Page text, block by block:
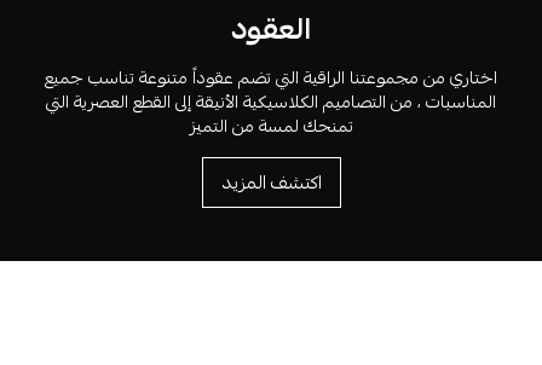
العقود
اختاري من مجموعتنا الراقية التي تضم عقوداً متنوعة تناسب جميع
المناسبات ، من التصاميم الكلاسيكية الأنيقة إلى القطع العصرية التي
تمنحك لمسة من التميز
اكتشف المزيد